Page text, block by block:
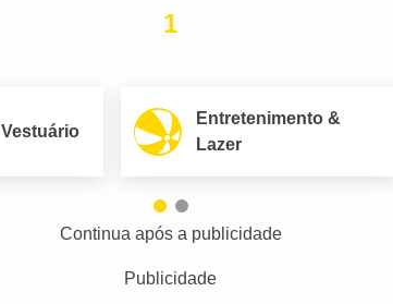
1
Vestuário
Entretenimento &
Lazer
Continua após a publicidade
Publicidade